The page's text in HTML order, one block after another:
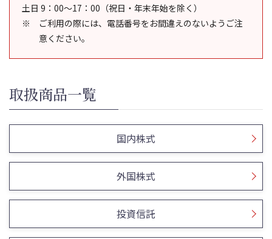
土日 9：00～17：00（祝日・年末年始を除く）
ご利用の際には、電話番号をお間違えのないようご注
意ください。
取扱商品一覧
国内株式
外国株式
投資信託